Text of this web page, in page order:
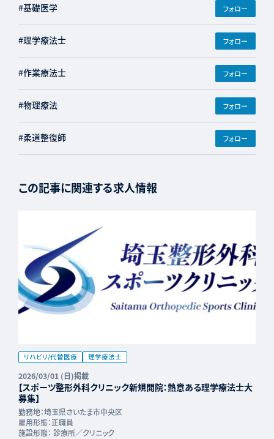
#基礎医学 フォロー
#理学療法士 フォロー
#作業療法士 フォロー
#物理療法 フォロー
#柔道整復師 フォロー
この記事に関連する求人情報
リハビリ/代替医療 理学療法士
2026/03/01 (日)掲載
【スポーツ整形外科クリニック新規開院：熱意ある理学療法士大
募集】
勤務地：埼玉県さいたま市中央区
雇用形態：正職員
施設形態： 診療所／クリニック